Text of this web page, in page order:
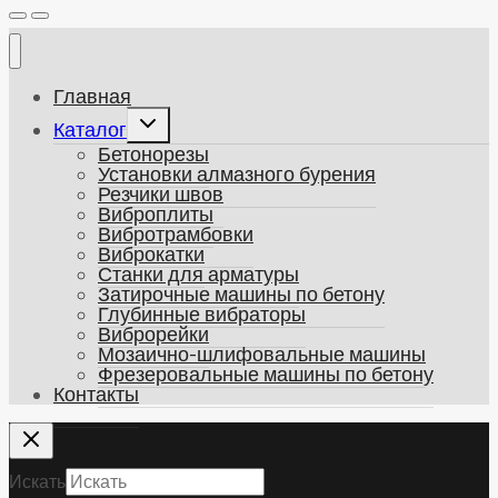
Главная
Каталог
Развернуть
меню
Бетонорезы
Установки алмазного бурения
Резчики швов
Виброплиты
Вибротрамбовки
Виброкатки
Станки для арматуры
Затирочные машины по бетону
Глубинные вибраторы
Виброрейки
Мозаично-шлифовальные машины
Фрезеровальные машины по бетону
Контакты
Искать